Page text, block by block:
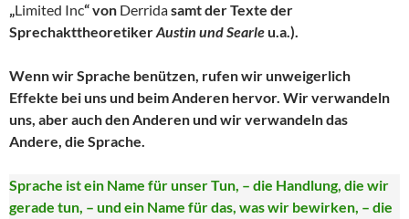
„Limited Inc“ von Derridasamt der Texte der
SprechakttheoretikerAustin und Searleu.a.).
Wenn wir Sprache benützen, rufen wir unweigerlich
Effekte bei uns und beim Anderen hervor. Wir verwandeln
uns, aber auch den Anderen und wir verwandeln das
Andere, die Sprache.
Sprache ist ein Name für unser Tun, – die Handlung, die wir
gerade tun, – und ein Name für das, was wir bewirken, – die